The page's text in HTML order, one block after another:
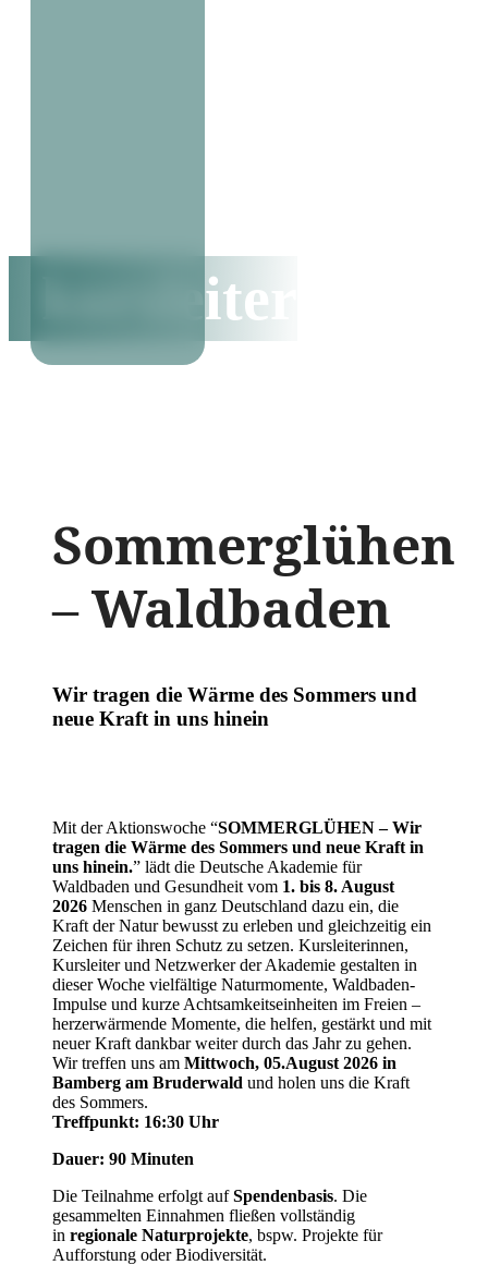
kursleiter
Sommerglühen
– Waldbaden
Wir tragen die Wärme des Sommers und
neue Kraft in uns hinein
Mit der Aktionswoche “SOMMERGLÜHEN – Wir
tragen die Wärme des Sommers und neue Kraft in
uns hinein.” lädt die Deutsche Akademie für
Waldbaden und Gesundheit vom 1. bis 8. August
2026 Menschen in ganz Deutschland dazu ein, die
Kraft der Natur bewusst zu erleben und gleichzeitig ein
Zeichen für ihren Schutz zu setzen. Kursleiterinnen,
Kursleiter und Netzwerker der Akademie gestalten in
dieser Woche vielfältige Naturmomente, Waldbaden-
Impulse und kurze Achtsamkeitseinheiten im Freien –
herzerwärmende Momente, die helfen, gestärkt und mit
neuer Kraft dankbar weiter durch das Jahr zu gehen.
Wir treffen uns am Mittwoch, 05.August 2026 in
Bamberg am Bruderwald und holen uns die Kraft
des Sommers.
Treffpunkt: 16:30 Uhr
Dauer: 90 Minuten
Die Teilnahme erfolgt aufSpendenbasis. Die
gesammelten Einnahmen fließen vollständig
in regionale Naturprojekte, bspw. Projekte für
Aufforstung oder Biodiversität.